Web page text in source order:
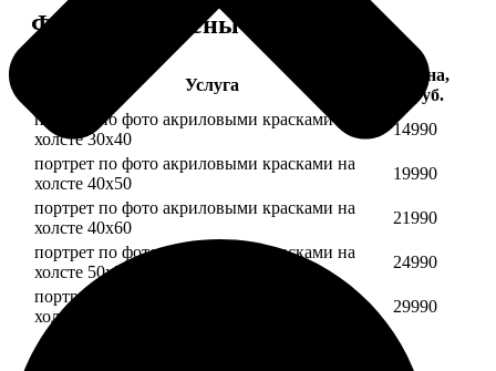
Форматы и цены
Услуга
Цена,
руб.
портрет по фото акриловыми красками на
холсте 30х40
14990
портрет по фото акриловыми красками на
холсте 40х50
19990
портрет по фото акриловыми красками на
холсте 40х60
21990
портрет по фото акриловыми красками на
холсте 50х70
24990
портрет по фото акриловыми красками на
холсте 60х70
29990